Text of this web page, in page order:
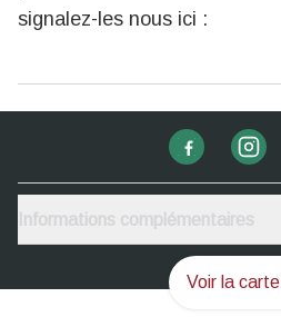
Voir la carte
signalez-les nous ici :
Informations complémentaires